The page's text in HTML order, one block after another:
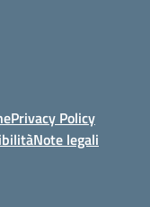
Privacy Policy
Note legali